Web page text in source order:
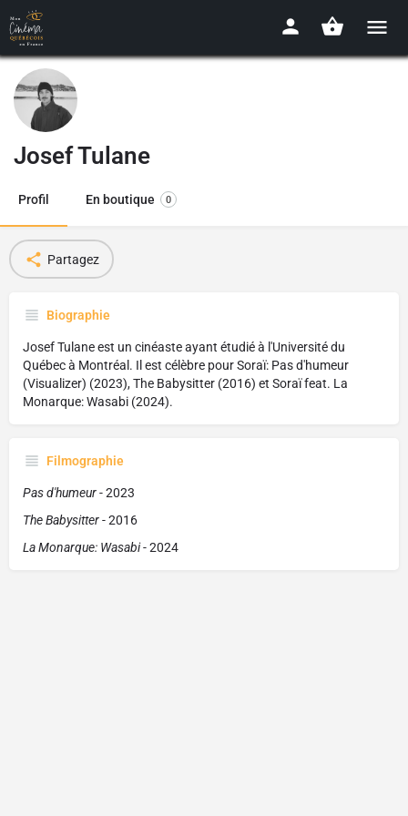
Josef Tulane
Profil En boutique 0
Partagez
Biographie
Josef Tulane est un cinéaste ayant étudié à l'Université du
Québec à Montréal. Il est célèbre pour Soraï: Pas d'humeur
(Visualizer) (2023), The Babysitter (2016) et Soraï feat. La
Monarque: Wasabi (2024).
Filmographie
Pas d'humeur- 2023
The Babysitter- 2016
La Monarque: Wasabi- 2024